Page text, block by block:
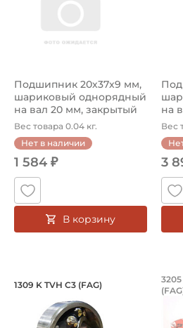
Подшипник 20х37х9 мм,
шариковый однорядный
на вал 20 мм, закрытый
Вес товара 0.04 кг.
Нет в наличии
1 584 ₽
В корзину
на
Вес
3
Подшипник
Подшипник шариковый
1309 K TVH C3 (FAG)
3205